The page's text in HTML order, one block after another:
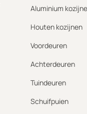
Aluminium
Houten kozijnen
Voordeuren
Achterdeuren
Tuindeuren
Schuifpuien